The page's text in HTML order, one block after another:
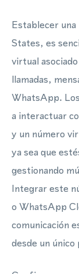
Establecer
States, es
virtual
llamadas,
WhatsApp.
a interactuar
y un número
ya sea que
gestionando
Integrar este
o WhatsApp
comunicación
desde un